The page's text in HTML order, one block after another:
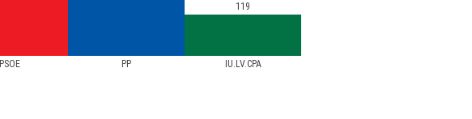
PSOE PP IU.LV.CPA
119